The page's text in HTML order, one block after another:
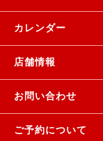
カレンダー
店舗情報
お問い合わせ
ご予約について